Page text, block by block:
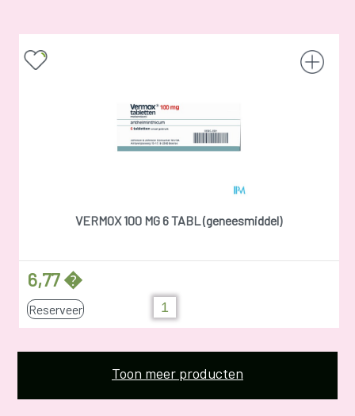
VERMOX 100 MG 6 TABL (geneesmiddel)
6,77 �
Reserveer
Toon meer producten